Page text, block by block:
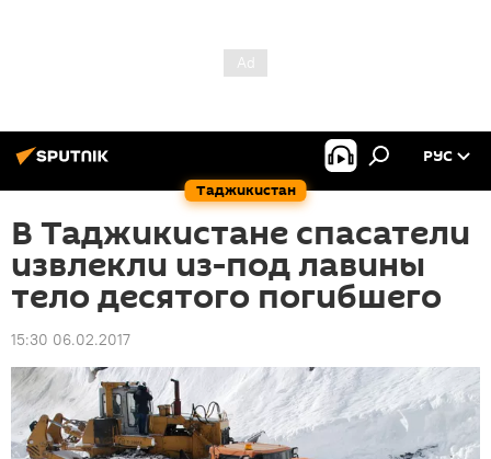
Таджикистан
РУС
В Таджикистане спасатели
извлекли из-под лавины
тело десятого погибшего
15:30 06.02.2017